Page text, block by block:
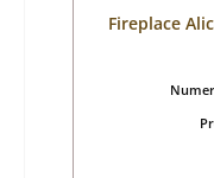
Fireplace